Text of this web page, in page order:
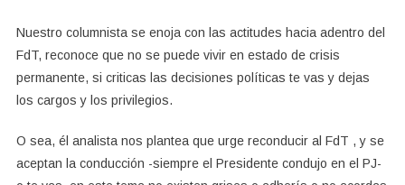
Nuestro columnista se enoja con las actitudes hacia adentro del
FdT, reconoce que no se puede vivir en estado de crisis
permanente, si criticas las decisiones políticas te vas y dejas
los cargos y los privilegios.
O sea, él analista nos plantea que urge reconducir al FdT , y se
aceptan la conducción -siempre el Presidente condujo en el PJ-